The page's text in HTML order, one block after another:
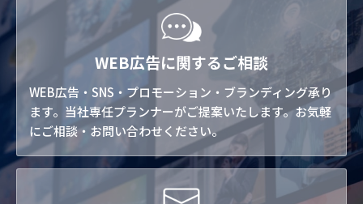
WEB広告に関するご相談
WEB広告・SNS・プロモーション・ブランディング承り
ます。当社専任プランナーがご提案いたします。お気軽
にご相談・お問い合わせください。